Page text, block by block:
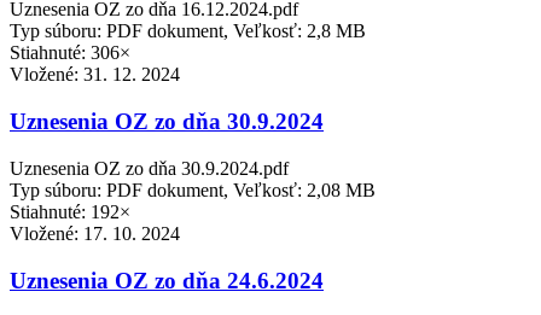
Uznesenia OZ zo dňa 16.12.2024.pdf
Typ súboru: PDF dokument, Veľkosť: 2,8 MB
Stiahnuté: 306×
Vložené: 31. 12. 2024
Uznesenia OZ zo dňa 30.9.2024
Uznesenia OZ zo dňa 30.9.2024.pdf
Typ súboru: PDF dokument, Veľkosť: 2,08 MB
Stiahnuté: 192×
Vložené: 17. 10. 2024
Uznesenia OZ zo dňa 24.6.2024